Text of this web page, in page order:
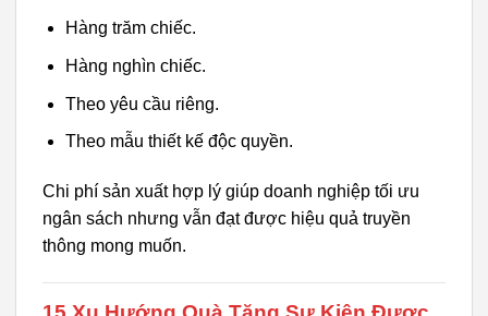
Hàng trăm chiếc.
Hàng nghìn chiếc.
Theo yêu cầu riêng.
Theo mẫu thiết kế độc quyền.
Chi phí sản xuất hợp lý giúp doanh nghiệp tối ưu
ngân sách nhưng vẫn đạt được hiệu quả truyền
thông mong muốn.